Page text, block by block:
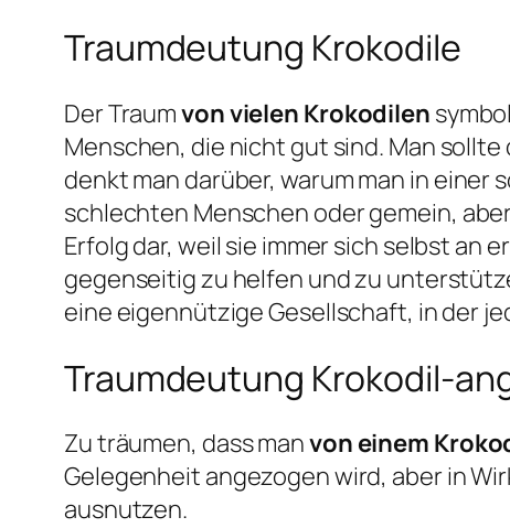
Traumdeutung Krokodile
Der Traumvon vielen Krokodilen
Menschen, die nicht gut sind. Man
denkt man darüber, warum man in
schlechten Menschen oder gemein,
Erfolg dar, weil sie immer sich selbst an
gegenseitig zu helfen und zu
eine eigennützige Gesellschaft, in der
Traumdeutung Krokodil-
Zu träumen, dass manvon einem
Gelegenheit angezogen wird, aber in
ausnutzen.